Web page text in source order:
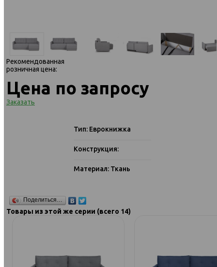
Рекомендованная
розничная цена:
Цена по запросу
Заказать
Тип: Еврокнижка
Конструкция:
Материал: Ткань
Поделиться…
Товары из этой же серии (всего 14)